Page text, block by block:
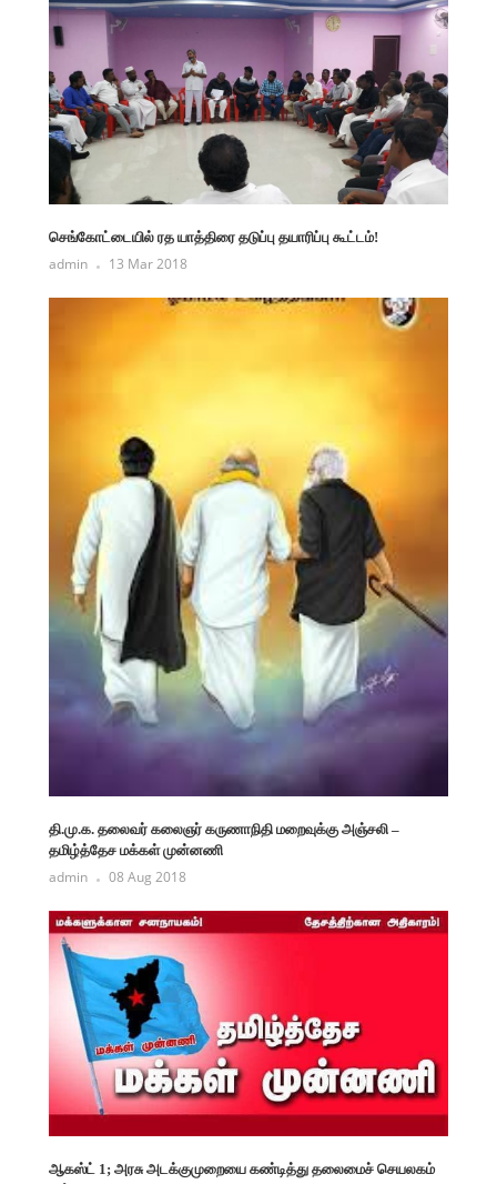
செங்கோட்டையில் ரத யாத்திரை தடுப்பு தயாரிப்பு கூட்டம்!
admin 13 Mar 2018
தி.மு.க. தலைவர் கலைஞர் கருணாநிதி மறைவுக்கு அஞ்சலி –
தமிழ்த்தேச மக்கள் முன்னணி
admin 08 Aug 2018
ஆகஸ்ட் 1; அரசு அடக்குமுறையை கண்டித்து தலைமைச் செயலகம்